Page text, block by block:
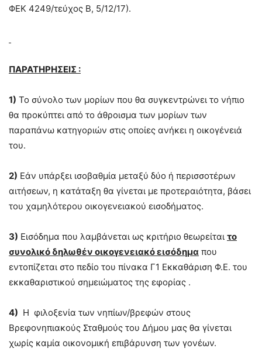
ΦΕΚ 4249/τεύχος Β, 5/12/17).
ΠΑΡΑΤΗΡΗΣΕΙΣ :
1) Το σύνολο των μορίων που θα συγκεντρώνει το νήπιο
θα προκύπτει από το άθροισμα των μορίων των
παραπάνω κατηγοριών στις οποίες ανήκει η οικογένειά
του.
2) Εάν υπάρξει ισοβαθμία μεταξύ δύο ή περισσοτέρων
αιτήσεων, η κατάταξη θα γίνεται με προτεραιότητα, βάσει
του χαμηλότερου οικογενειακού εισοδήματος.
3) Εισόδημα που λαμβάνεται ως κριτήριο θεωρείται το
συνολικό δηλωθέν οικογενειακό εισόδημα που
εντοπίζεται στο πεδίο του πίνακα Γ1 Εκκαθάριση Φ.Ε. του
εκκαθαριστικού σημειώματος της εφορίας .
4) Η φιλοξενία των νηπίων/βρεφών στους
Βρεφονηπιακούς Σταθμούς του Δήμου μας θα γίνεται
χωρίς καμία οικονομική επιβάρυνση των γονέων.